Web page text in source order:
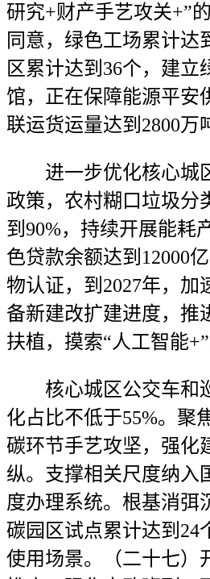
研究+财产手艺攻关+”
同意，绿色工场累计达
区累计达到36个，建立
馆，正在保障能源平安
联运货运量达到2800万
进一步优化核心城
政策，农村糊口垃圾分
到90%，持续开展能耗
色贷款余额达到12000
物认证，到2027年，加
备新建改扩建进度，推
扶植，摸索“人工智能
核心城区公交车和
化占比不低于55%。聚
碳环节手艺攻坚，强化
纵。支撑相关尺度纳入
度办理系统。根基消弭
碳园区试点累计达到24
使用场景。（二十七）